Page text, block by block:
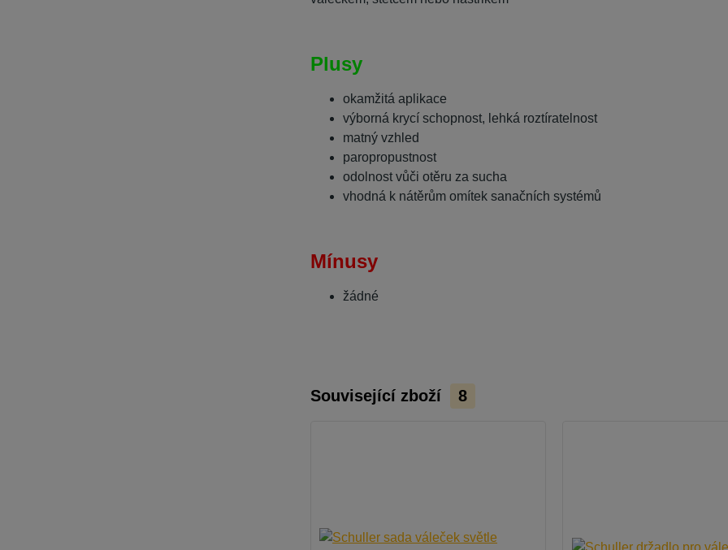
Plusy
okamžitá aplikace
výborná krycí schopnost, lehká roztíratelnost
matný vzhled
paropropustnost
odolnost vůči otěru za sucha
vhodná k nátěrům omítek sanačních systémů
Mínusy
žádné
Související zboží 8